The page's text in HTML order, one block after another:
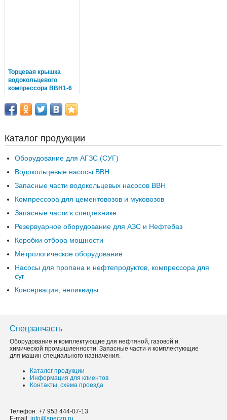
Торцевая крышка
водокольцевого
компрессора ВВН1-6
лобовина
Каталог продукции
Оборудование для АГЗС (СУГ)
Водокольцевые насосы ВВН
Запасные части водокольцевых насосов ВВН
Компрессора для цементовозов и муковозов
Запасные части к спецтехнике
Резервуарное оборудование для АЗС и Нефтебаз
Коробки отбора мощности
Метрологическое оборудование
Насосы для пропана и нефтепродуктов, компрессора для
суг
Консервация, неликвиды
Спецзапчасть
Оборудование и комплектующие для нефтяной, газовой и
химической промышленности. Запасные части и комплектующие
для машин специального назначения.
Каталог продукции
Информация для клиентов
Контакты, схема проезда
Телефон: +7 953 444-07-13